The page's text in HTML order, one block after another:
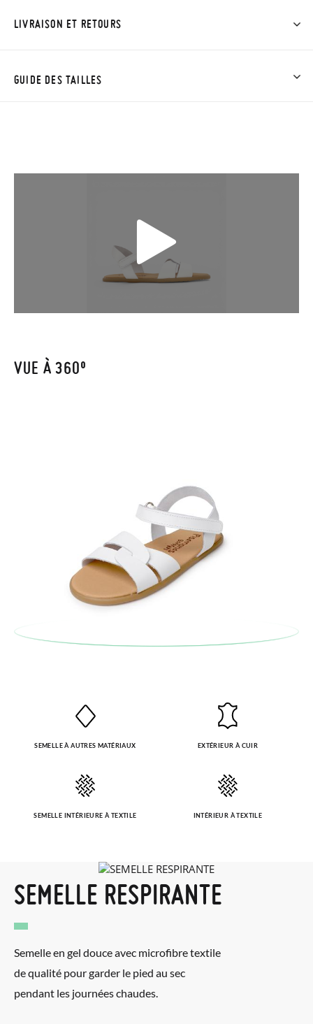
LIVRAISON ET RETOURS
commandes inférieures à 30 €, la livraison standard coûte
Si vos chaussures arrivent et ne correspondent pas tout à fait
Si vous avez un compte, connectez-vous simplement pour
lancer la procédure. Si vous avez passé commande en tant
qu'invité, veuillez vous rendre sur notre page
GUIDE DES TAILLES
VUE À 360º
SEMELLE À AUTRES MATÉRIAUX EXTÉRIEUR À CUIR
SEMELLE INTÉRIEURE À TEXTILE INTÉRIEUR À TEXTILE
SEMELLE RESPIRANTE
Semelle en gel douce avec microfibre textile
de qualité pour garder le pied au sec
pendant les journées chaudes.